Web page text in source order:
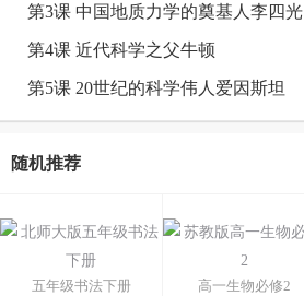
第3课 中国地质力学的奠基人李四光
第4课 近代科学之父牛顿
第5课 20世纪的科学伟人爱因斯坦
随机推荐
五年级书法下册 高一生物必修2